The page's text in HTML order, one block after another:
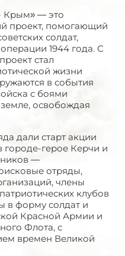
Крым» — это
проект, помогающий
солдат,
1944 года. С
стал
жизни
в события
с боями
освобождая
дали старт акции
городе-герое Керчи и
—
отряды,
члены
клубов
в форму солдат и
Красной Армии и
Флота, с
времен Великой